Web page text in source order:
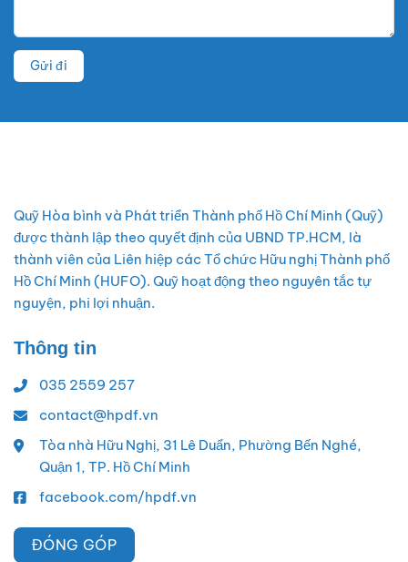
Quỹ Hòa bình và Phát triển Thành phố Hồ Chí Minh (Quỹ)
được thành lập theo quyết định của UBND TP.HCM, là
thành viên của Liên hiệp các Tổ chức Hữu nghị Thành phố
Hồ Chí Minh (HUFO). Quỹ hoạt động theo nguyên tắc tự
nguyện, phi lợi nhuận.
Thông tin
035 2559 257
contact@hpdf.vn
Tòa nhà Hữu Nghị, 31 Lê Duẩn, Phường Bến Nghé,
Quận 1, TP. Hồ Chí Minh
facebook.com/hpdf.vn
ĐÓNG GÓP